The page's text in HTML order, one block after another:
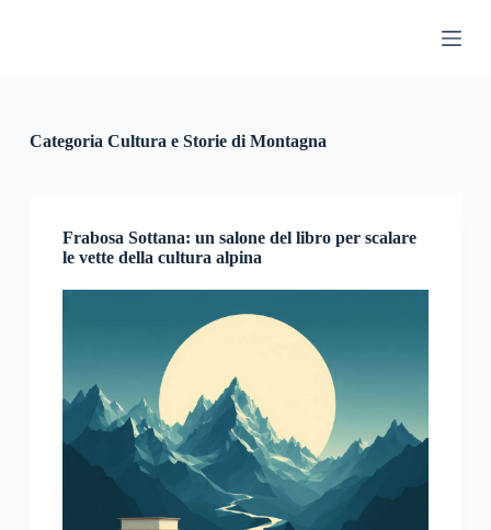
Categoria Cultura e Storie di Montagna
Frabosa Sottana: un salone del libro per scalare
le vette della cultura alpina